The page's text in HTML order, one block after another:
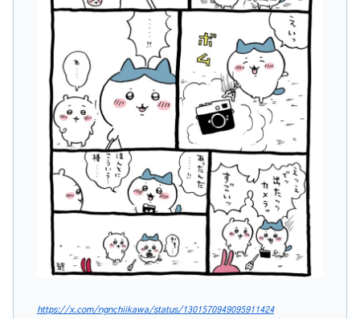
https://x.com/ngnchiikawa/status/1301570949095911424